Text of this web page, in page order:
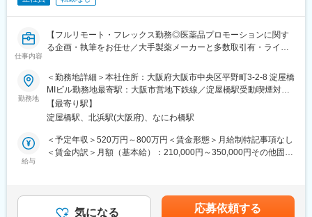
『高額でハードルが高い』という従来のイメージを変え、多くの
方の歯の悩みを解決したいとブランドを育ててきた結果、既に10
万人以上の患者様が笑顔になるお手伝いをしてきました。
2022年6月にマーケティングに特化した子会社である
SheepMedical Technologies株式会社を設立、また同年9月にはク
設立し、キレイライン矯正だけにとどまらず幅広い歯科の領域で
患者様を笑顔にするサービスを展開しております。
変更の範囲：会社の定める業務
仕事内容
【フルリモート・フレックス勤務◎医薬品プロモーションに関す
る企画・執筆をお任せ／大手製薬メーカーと多数取引有・ライタ
【はじめに】
本求人はメディカルライターの募集です。医薬品に関する資料
（パンフレットや冊子など）の企画～制作までをお任せします。
※薬効・薬理作用・成分解説などが書かれた製品情報などのプロモ
ーションです。
■原稿作成に必要な情報収集：
医学文献検索、お医者様や患者様へのインタビュー、座談会開
勤務地
＜勤務地詳細＞本社住所：大阪府大阪市中央区平野町3-2-8 淀屋橋
MIビル勤務地最寄駅：大阪市営地下鉄線／淀屋橋駅受動喫煙対
策：屋内全面禁煙変更の範囲：会社の定める事業所（リモートワ
ーク含む）
【最寄り駅】
淀屋橋駅、北浜駅(大阪府)、なにわ橋駅
給与
＜予定年収＞520万円～800万円＜賃金形態＞月給制特記事項なし
＜賃金内訳＞月額（基本給）：210,000円～350,000円その他固定
昇給：有（年4回人事考課がありますが、原則評価が下がることは
ありません）賃金はあくまでも目安の金額であり、選考を通じて
気になる 応募依頼する